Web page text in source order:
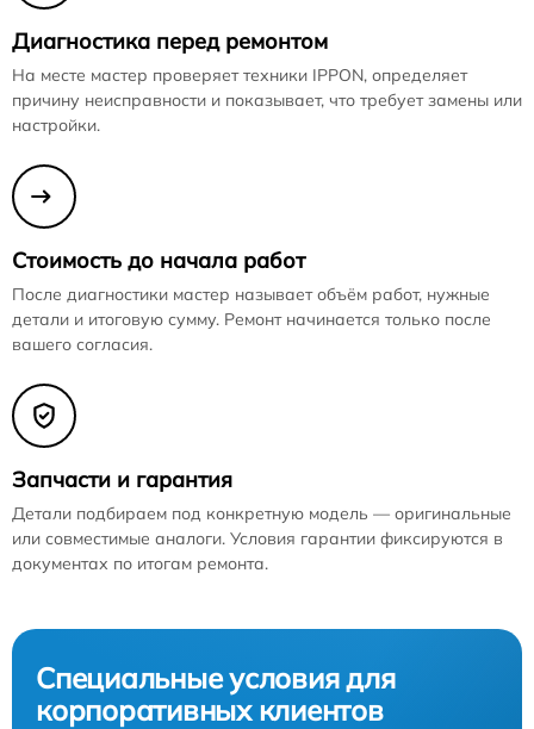
Диагностика перед ремонтом
На месте мастер проверяет техники IPPON, определяет
причину неисправности и показывает, что требует замены или
настройки.
Стоимость до начала работ
После диагностики мастер называет объём работ, нужные
детали и итоговую сумму. Ремонт начинается только после
вашего согласия.
Запчасти и гарантия
Детали подбираем под конкретную модель — оригинальные
или совместимые аналоги. Условия гарантии фиксируются в
документах по итогам ремонта.
Специальные условия для
корпоративных клиентов